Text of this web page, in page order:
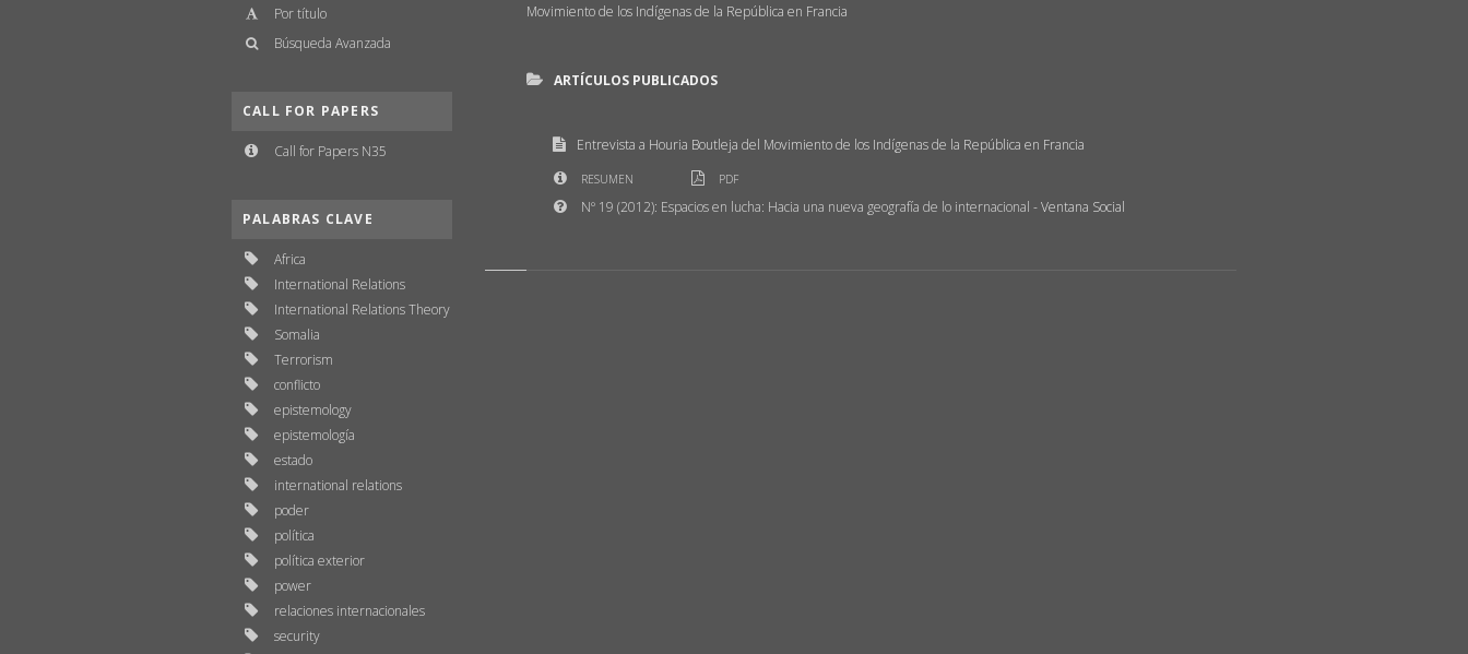
Por título
Búsqueda Avanzada
CALL FOR PAPERS
Call for Papers N35
PALABRAS CLAVE
Africa
International Relations
International Relations Theory
Somalia
Terrorism
conflicto
epistemology
epistemología
estado
international relations
poder
política
política exterior
power
relaciones internacionales
security
Movimiento de los Indígenas de la República en Francia
ARTÍCULOS PUBLICADOS
Entrevista a Houria Boutleja del Movimiento de los Indígenas de la República en Francia
RESUMEN PDF
Nº 19 (2012): Espacios en lucha: Hacia una nueva geografía de lo internacional - Ventana Social